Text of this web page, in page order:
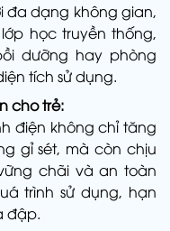
đa dạng không gian,
học truyền thống,
dưỡng hay phòng
tích sử dụng.
cho trẻ:
điện không chỉ tăng
gỉ sét, mà còn chịu
chãi và an toàn
trình sử dụng, hạn
đập.